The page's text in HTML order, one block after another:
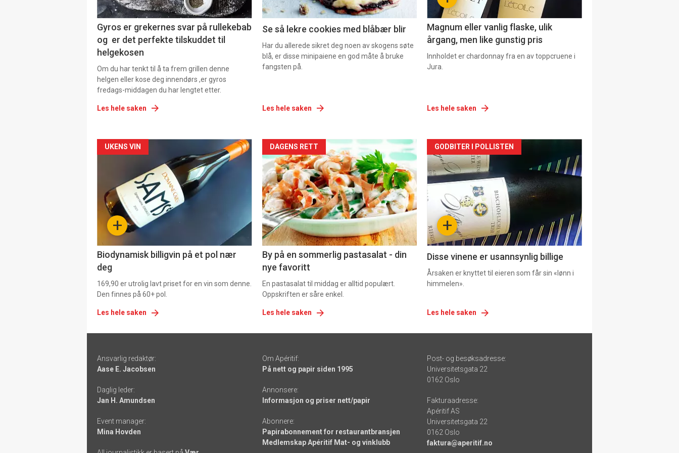
Gyros er grekernes svar på rullekebab
og er det perfekte tilskuddet til
helgekosen
Om du har tenkt til å ta frem grillen denne
helgen eller kose deg innendørs ,er gyros
fredags-middagen du har lengtet etter.
Les hele saken
2
Se så lekre cookies med blåbær blir
Har du allerede sikret deg noen av skogens søte
blå, er disse minipaiene en god måte å bruke
fangsten på.
Les hele saken
Magnum eller vanlig flaske, ulik
årgang, men like gunstig pris
Innholdet er chardonnay fra en av toppcruene i
Jura.
Les hele saken
Forsiden
akkurat
nå
-
+
UKENS VIN
Biodynamisk billigvin på et pol nær
deg
169,90 er utrolig lavt priset for en vin som denne.
Den finnes på 60+ pol.
Les hele saken
Forsiden
akkurat
nå
-
5
DAGENS RETT
By på en sommerlig pastasalat - din
nye favoritt
En pastasalat til middag er alltid populært.
Oppskriften er såre enkel.
Les hele saken
Forsiden
akkurat
nå
6 +
GODBITER I POLLISTEN
Disse vinene er usannsynlig billige
Årsaken er knyttet til eieren som får sin «lønn i
himmelen».
Les hele saken
-
links
Ansvarlig redaktør:
Aase E. Jacobsen
Daglig leder:
Jan H. Amundsen
Event manager:
Mina Hovden
Om Apéritif:
På nett og papir siden 1995
Annonsere:
Informasjon og priser nett/papir
Abonnere:
Papirabonnement for restaurantbransjen
Medlemskap Apéritif Mat- og vinklubb
Post- og besøksadresse:
Universitetsgata 22
0162 Oslo
Fakturaadresse:
Apéritif AS
Universitetsgata 22
0162 Oslo
faktura@aperitif.no